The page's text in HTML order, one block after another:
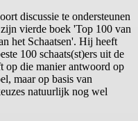
discussie te ondersteunen
vierde boek 'Top 100 van
het Schaatsen'. Hij heeft
100 schaats(st)ers uit de
op die manier antwoord op
maar op basis van
natuurlijk nog wel